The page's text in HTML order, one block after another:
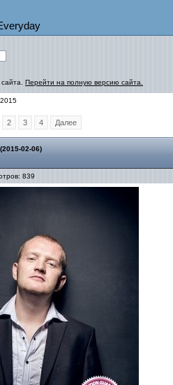
Перейти на полную версию сайта.
2 3 4 Далее
02-06)
839